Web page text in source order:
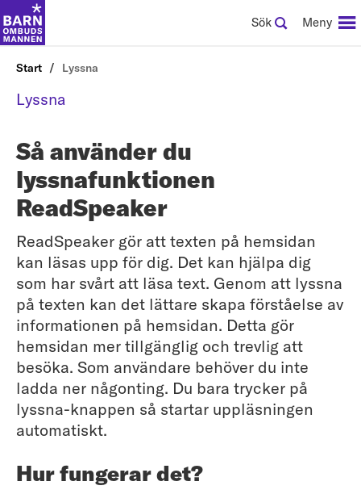
Sök Meny
Start Lyssna
Lyssna
Så använder du
lyssnafunktionen
ReadSpeaker
ReadSpeaker gör att texten på hemsidan
kan läsas upp för dig. Det kan hjälpa dig
som har svårt att läsa text. Genom att lyssna
på texten kan det lättare skapa förståelse av
informationen på hemsidan. Detta gör
hemsidan mer tillgänglig och trevlig att
besöka. Som användare behöver du inte
ladda ner någonting. Du bara trycker på
lyssna-knappen så startar uppläsningen
automatiskt.
Hur fungerar det?